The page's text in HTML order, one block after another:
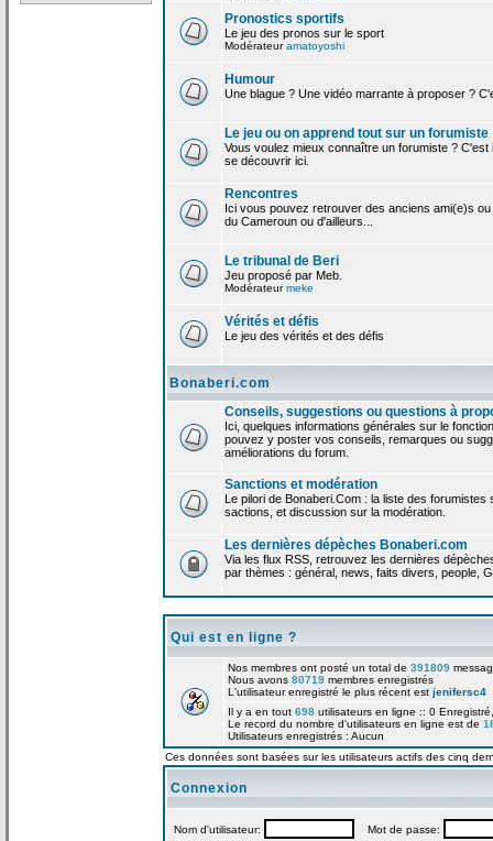
Pronostics sportifs
Le jeu des pronos sur le sport
Modérateuramatoyoshi
Humour
Une blague ? Une vidéo marrante à proposer ?
Le jeu ou on apprend tout sur un forumiste
Vous voulez mieux connaître un forumiste ? C'est
se découvrir ici.
Rencontres
Ici vous pouvez retrouver des anciens ami(e)s
du Cameroun ou d'ailleurs...
Le tribunal de Beri
Jeu proposé par Meb.
Modérateurmeke
Vérités et défis
Le jeu des vérités et des défis
Bonaberi.com
Conseils, suggestions ou questions à
Ici, quelques informations générales sur le
pouvez y poster vos conseils, remarques ou
améliorations du forum.
Sanctions et modération
Le pilori de Bonaberi.Com : la liste des
sactions, et discussion sur la modération.
Les dernières dépèches Bonaberi.com
Via les flux RSS, retrouvez les dernières
par thèmes : général, news, faits divers, people,
Qui est en ligne ?
Nos membres ont posté un total de 391809
Nous avons 80719 membres enregistrés
L'utilisateur enregistré le plus récent est jenifersc4
Il y a en tout 698 utilisateurs en ligne :: 0
Le record du nombre d'utilisateurs en ligne est de
Utilisateurs enregistrés : Aucun
Ces données sont basées sur les utilisateurs actifs des cinq
Connexion
Nom d'utilisateur: Mot de passe: